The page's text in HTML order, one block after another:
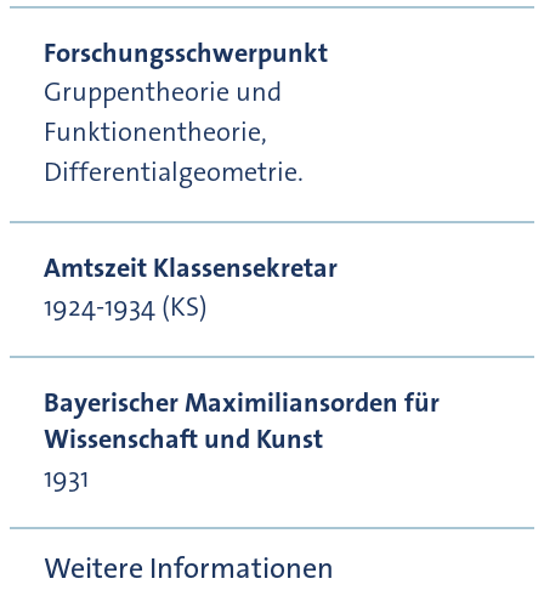
Forschungsschwerpunkt
Gruppentheorie und
Funktionentheorie,
Differentialgeometrie.
Amtszeit Klassensekretar
1924-1934 (KS)
Bayerischer Maximiliansorden für
Wissenschaft und Kunst
1931
Weitere Informationen